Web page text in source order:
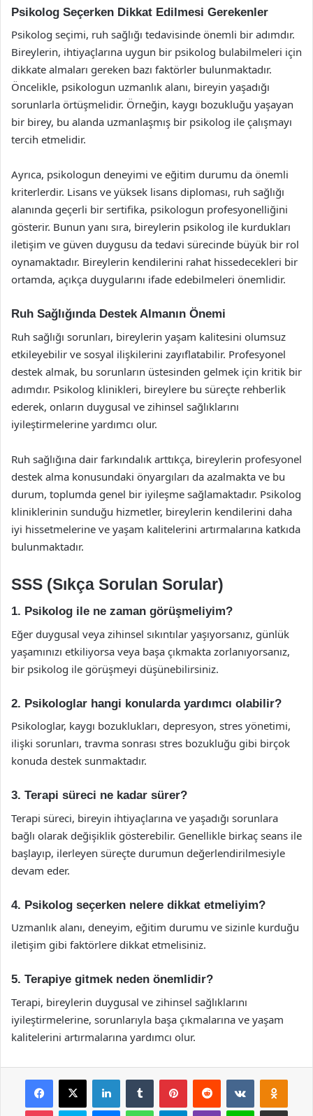
Psikolog Seçerken Dikkat Edilmesi Gerekenler
Psikolog seçimi, ruh sağlığı tedavisinde önemli bir adımdır.
Bireylerin, ihtiyaçlarına uygun bir psikolog bulabilmeleri için
dikkate almaları gereken bazı faktörler bulunmaktadır.
Öncelikle, psikologun uzmanlık alanı, bireyin yaşadığı
sorunlarla örtüşmelidir. Örneğin, kaygı bozukluğu yaşayan
bir birey, bu alanda uzmanlaşmış bir psikolog ile çalışmayı
tercih etmelidir.
Ayrıca, psikologun deneyimi ve eğitim durumu da önemli
kriterlerdir. Lisans ve yüksek lisans diploması, ruh sağlığı
alanında geçerli bir sertifika, psikologun profesyonelliğini
gösterir. Bunun yanı sıra, bireylerin psikolog ile kurdukları
iletişim ve güven duygusu da tedavi sürecinde büyük bir rol
oynamaktadır. Bireylerin kendilerini rahat hissedecekleri bir
ortamda, açıkça duygularını ifade edebilmeleri önemlidir.
Ruh Sağlığında Destek Almanın Önemi
Ruh sağlığı sorunları, bireylerin yaşam kalitesini olumsuz
etkileyebilir ve sosyal ilişkilerini zayıflatabilir. Profesyonel
destek almak, bu sorunların üstesinden gelmek için kritik bir
adımdır. Psikolog klinikleri, bireylere bu süreçte rehberlik
ederek, onların duygusal ve zihinsel sağlıklarını
iyileştirmelerine yardımcı olur.
Ruh sağlığına dair farkındalık arttıkça, bireylerin profesyonel
destek alma konusundaki önyargıları da azalmakta ve bu
durum, toplumda genel bir iyileşme sağlamaktadır. Psikolog
kliniklerinin sunduğu hizmetler, bireylerin kendilerini daha
iyi hissetmelerine ve yaşam kalitelerini artırmalarına katkıda
bulunmaktadır.
SSS (Sıkça Sorulan Sorular)
1. Psikolog ile ne zaman görüşmeliyim?
Eğer duygusal veya zihinsel sıkıntılar yaşıyorsanız, günlük
yaşamınızı etkiliyorsa veya başa çıkmakta zorlanıyorsanız,
bir psikolog ile görüşmeyi düşünebilirsiniz.
2. Psikologlar hangi konularda yardımcı olabilir?
Psikologlar, kaygı bozuklukları, depresyon, stres yönetimi,
ilişki sorunları, travma sonrası stres bozukluğu gibi birçok
konuda destek sunmaktadır.
3. Terapi süreci ne kadar sürer?
Terapi süreci, bireyin ihtiyaçlarına ve yaşadığı sorunlara
bağlı olarak değişiklik gösterebilir. Genellikle birkaç seans ile
başlayıp, ilerleyen süreçte durumun değerlendirilmesiyle
devam eder.
4. Psikolog seçerken nelere dikkat etmeliyim?
Uzmanlık alanı, deneyim, eğitim durumu ve sizinle kurduğu
iletişim gibi faktörlere dikkat etmelisiniz.
5. Terapiye gitmek neden önemlidir?
Terapi, bireylerin duygusal ve zihinsel sağlıklarını
iyileştirmelerine, sorunlarıyla başa çıkmalarına ve yaşam
kalitelerini artırmalarına yardımcı olur.
Facebook
X LinkedInTumblr PinterestReddit VKontakte
Pocket Skype MessengerWhatsAppTelegramViber Line E-Posta ile